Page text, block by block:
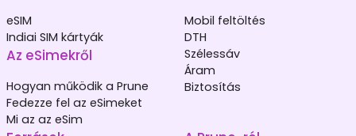
eSIM
Indiai SIM kártyák
Az eSimekről
Hogyan működik a Prune
Fedezze fel az eSimeket
Mi az az eSim
Mobil feltöltés
DTH
Szélessáv
Áram
Biztosítás